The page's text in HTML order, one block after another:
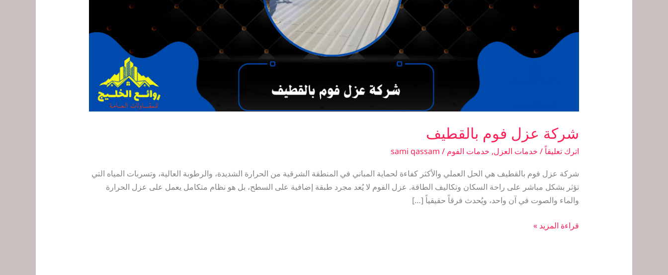
شركة عزل فوم بالقطيف
اترك تعليقاً/ خدمات العزل, خدمات الفوم /
sami qassam
شركة عزل فوم بالقطيف هي الحل العملي والأكثر كفاءة لحماية المباني في المنطقة الشرقية من الحرارة الشديدة، والرطوبة العالية، وتسربات المياه التي
تؤثر بشكل مباشر على راحة السكان وتكاليف الطاقة. عزل الفوم لا يُعد مجرد طبقة إضافية على السطح، بل هو نظام متكامل يعمل على عزل الحرارة
والماء والصوت في آن واحد، ويُحدث فرقاً حقيقياً […]
قراءة المزيد »